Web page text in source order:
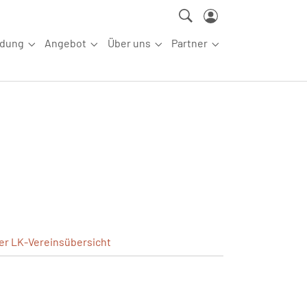
Submenu for "Aus-/Fortbildung"
Angebot
Submenu for "Angebot"
Über uns
Submenu for "Über uns"
Partner
Submenu for
LK-Vereinsübersicht